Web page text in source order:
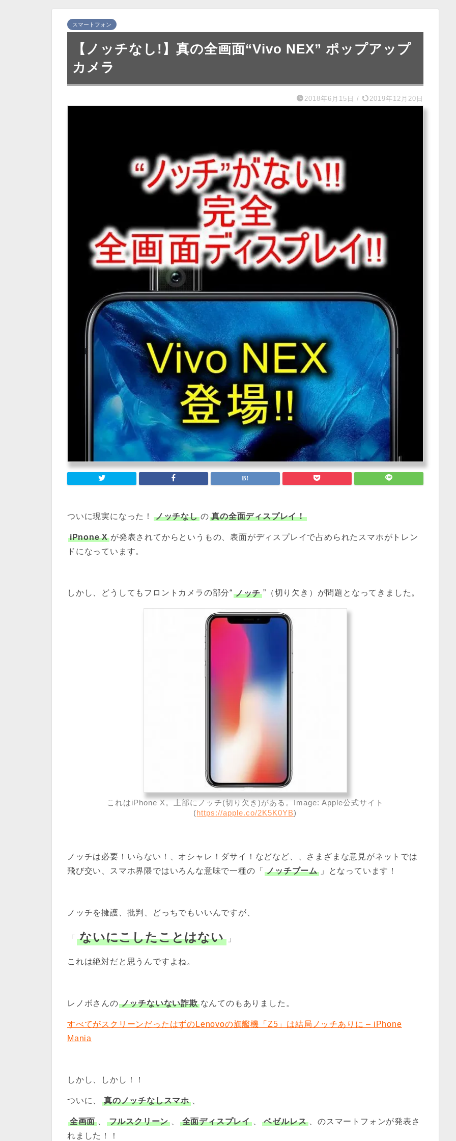
スマートフォン
【ノッチなし!】真の全画面“Vivo NEX” ポップアップ
カメラ
2018年6月15日 / 2019年12月20日
ついに現実になった！ ノッチなし の 真の全面ディスプレイ！
iPnone X が発表されてからというもの、表面がディスプレイで占められたスマホがトレン
ドになっています。
しかし、どうしてもフロントカメラの部分“ ノッチ ”（切り欠き）が問題となってきました。
これはiPhone X。上部にノッチ(切り欠き)がある。Image: Apple公式サイト
(https://apple.co/2K5K0YB)
ノッチは必要！いらない！、オシャレ！ダサイ！などなど、、さまざまな意見がネットでは
飛び交い、スマホ界隈ではいろんな意味で一種の「
ノッチブーム 」となっています！
ノッチを擁護、批判、どっちでもいいんですが、
「 ないにこしたことはない 」
これは絶対だと思うんですよね。
レノボさんの ノッチないない詐欺 なんてのもありました。
すべてがスクリーンだったはずのLenovoの旗艦機「Z5」は結局ノッチありに – iPhone
Mania
しかし、しかし！！
ついに、 真のノッチなしスマホ
全画面 フルスクリーン 全面ディスプレイ ベゼルレス
、のスマートフォンが発表さ
れました！！